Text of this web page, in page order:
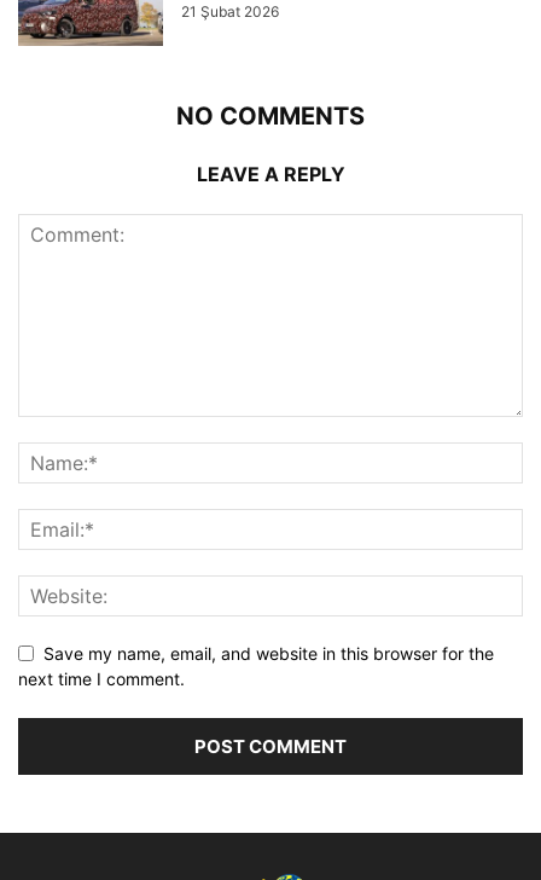
21 Şubat 2026
NO COMMENTS
LEAVE A REPLY
Save my name, email, and website in this browser for the
next time I comment.